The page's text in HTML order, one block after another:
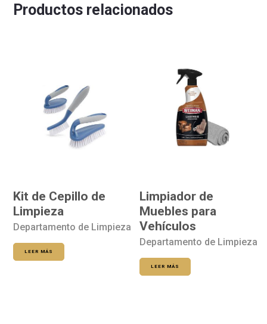
Productos relacionados
Kit de Cepillo de
Limpieza
Departamento de Limpieza
LEER MÁS
Limpiador de
Muebles para
Vehículos
Departamento de Limpieza
LEER MÁS